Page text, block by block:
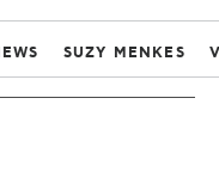
SUZY MENKES